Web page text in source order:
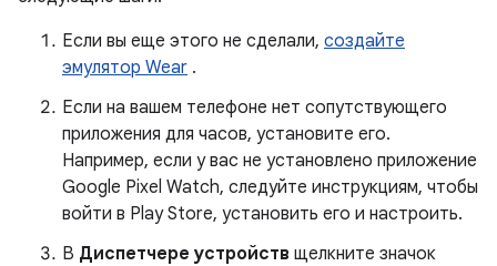
Если вы еще этого не сделали, создайте
эмулятор Wear .
Если на вашем телефоне нет сопутствующего
приложения для часов, установите его.
Например, если у вас не установлено приложение
Google Pixel Watch, следуйте инструкциям, чтобы
войти в Play Store, установить его и настроить.
В Диспетчере устройств щелкните значок